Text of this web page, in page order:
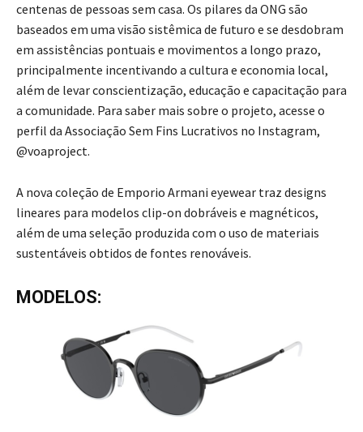
centenas de pessoas sem casa. Os pilares da ONG são
baseados em uma visão sistêmica de futuro e se desdobram
em assistências pontuais e movimentos a longo prazo,
principalmente incentivando a cultura e economia local,
além de levar conscientização, educação e capacitação para
a comunidade. Para saber mais sobre o projeto, acesse o
perfil da Associação Sem Fins Lucrativos no Instagram,
@voaproject.
A nova coleção de Emporio Armani eyewear traz designs
lineares para modelos clip-on dobráveis e magnéticos,
além de uma seleção produzida com o uso de materiais
sustentáveis obtidos de fontes renováveis.
MODELOS: